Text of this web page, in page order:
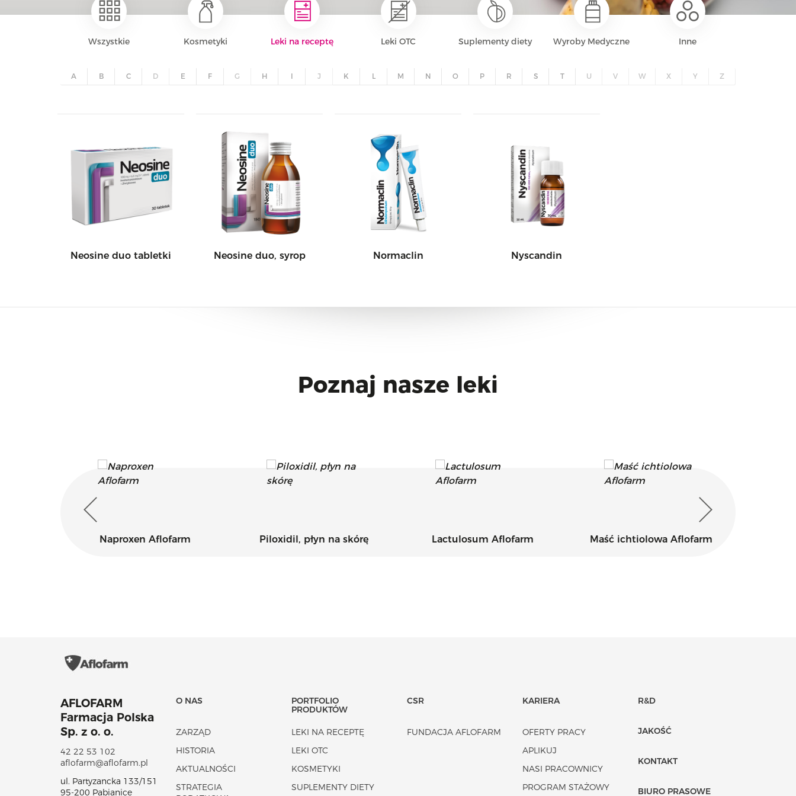
Wszystkie Kosmetyki Leki na receptę Leki OTC Suplementy diety Wyroby Medyczne Inne
A B C D E F G H I J K L M N O P R S T U V W X Y Z
Neosine duo tabletki Neosine duo, syrop Normaclin Nyscandin
Poznaj nasze leki
Naproxen Aflofarm Piloxidil, płyn na skórę Lactulosum Aflofarm Maść ichtiolowa Aflofarm
AFLOFARM
Farmacja Polska
Sp. z o. o.
42 22 53 102
aflofarm@aflofarm.pl
ul. Partyzancka 133/151
95-200 Pabianice
O NAS
ZARZĄD
HISTORIA
AKTUALNOŚCI
STRATEGIA
PORTFOLIO
PRODUKTÓW
LEKI NA RECEPTĘ
LEKI OTC
KOSMETYKI
SUPLEMENTY DIETY
CSR
FUNDACJA AFLOFARM
KARIERA
OFERTY PRACY
APLIKUJ
NASI PRACOWNICY
PROGRAM STAŻOWY
R&D
JAKOŚĆ
KONTAKT
BIURO PRASOWE